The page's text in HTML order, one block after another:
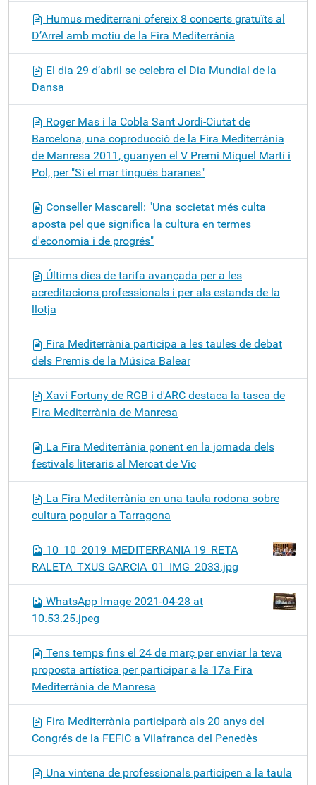
Humus mediterrani ofereix 8 concerts gratuïts al
D’Arrel amb motiu de la Fira Mediterrània
El dia 29 d’abril se celebra el Dia Mundial de la
Dansa
Roger Mas i la Cobla Sant Jordi-Ciutat de
Barcelona, una coproducció de la Fira Mediterrània
de Manresa 2011, guanyen el V Premi Miquel Martí i
Pol, per "Si el mar tingués baranes"
Conseller Mascarell: "Una societat més culta
aposta pel que significa la cultura en termes
d'economia i de progrés"
Últims dies de tarifa avançada per a les
acreditacions professionals i per als estands de la
llotja
Fira Mediterrània participa a les taules de debat
dels Premis de la Música Balear
Xavi Fortuny de RGB i d'ARC destaca la tasca de
Fira Mediterrània de Manresa
La Fira Mediterrània ponent en la jornada dels
festivals literaris al Mercat de Vic
La Fira Mediterrània en una taula rodona sobre
cultura popular a Tarragona
10_10_2019_MEDITERRANIA 19_RETA
RALETA_TXUS GARCIA_01_IMG_2033.jpg
WhatsApp Image 2021-04-28 at
10.53.25.jpeg
Tens temps fins el 24 de març per enviar la teva
proposta artística per participar a la 17a Fira
Mediterrània de Manresa
Fira Mediterrània participarà als 20 anys del
Congrés de la FEFIC a Vilafranca del Penedès
Una vintena de professionals participen a la taula